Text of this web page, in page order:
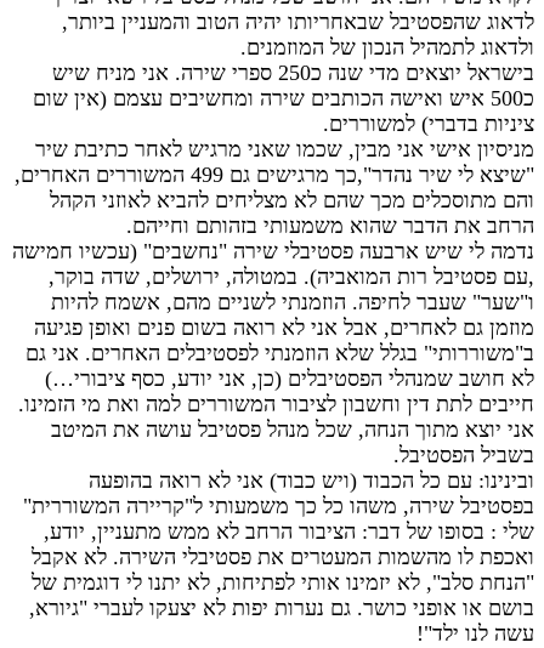
לדאוג שהפסטיבל שבאחריותו יהיה הטוב והמעניין ביותר,
ולדאוג לתמהיל הנכון של המוזמנים.
בישראל יוצאים מדי שנה כ250 ספרי שירה. אני מניח שיש
כ500 איש ואישה הכותבים שירה ומחשיבים עצמם (אין שום
ציניות בדברי) למשוררים.
מניסיון אישי אני מבין, שכמו שאני מרגיש לאחר כתיבת שיר
"שיצא לי שיר נהדר",כך מרגישים גם 499 המשוררים האחרים,
והם מתוסכלים מכך שהם לא מצליחים להביא לאוזני הקהל
הרחב את הדבר שהוא משמעותי בזהותם וחייהם.
נדמה לי שיש ארבעה פסטיבלי שירה "נחשבים" (עכשיו חמישה
,עם פסטיבל רות המואביה). במטולה, ירושלים, שדה בוקר,
ו"שער" שעבר לחיפה. הוזמנתי לשניים מהם, אשמח להיות
מוזמן גם לאחרים, אבל אני לא רואה בשום פנים ואופן פגיעה
ב"משוררותי" בגלל שלא הוזמנתי לפסטיבלים האחרים. אני גם
לא חושב שמנהלי הפסטיבלים (כן, אני יודע, כסף ציבורי…)
חייבים לתת דין וחשבון לציבור המשוררים למה ואת מי הזמינו.
אני יוצא מתוך הנחה, שכל מנהל פסטיבל עושה את המיטב
בשביל הפסטיבל.
ובינינו: עם כל הכבוד (ויש כבוד) אני לא רואה בהופעה
בפסטיבל שירה, משהו כל כך משמעותי ל"קריירה המשוררית"
שלי : בסופו של דבר: הציבור הרחב לא ממש מתעניין, יודע,
ואכפת לו מהשמות המעטרים את פסטיבלי השירה. לא אקבל
"הנחת סלב", לא יזמינו אותי לפתיחות, לא יתנו לי דוגמית של
בושם או אופני כושר. גם נערות יפות לא יצעקו לעברי "גיורא,
עשה לנו ילד"!